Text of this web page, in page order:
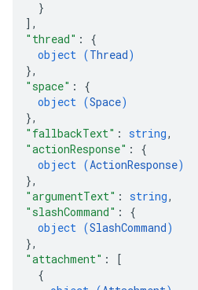
}
] ,
"thread" : {
object (Thread)
},
"space" : {
object (Space)
},
"fallbackText" : string,
"actionResponse" : {
object (ActionResponse)
},
"argumentText" : string,
"slashCommand" : {
object (SlashCommand)
},
"attachment" :
[
{